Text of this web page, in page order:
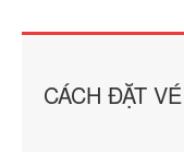
CÁCH ĐẶT